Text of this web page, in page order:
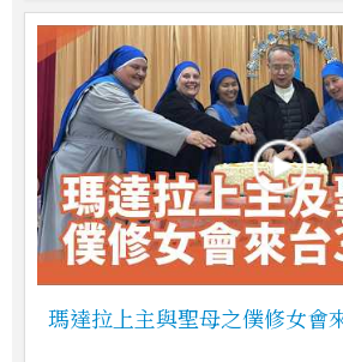
瑪達拉上主與聖母之僕修女會